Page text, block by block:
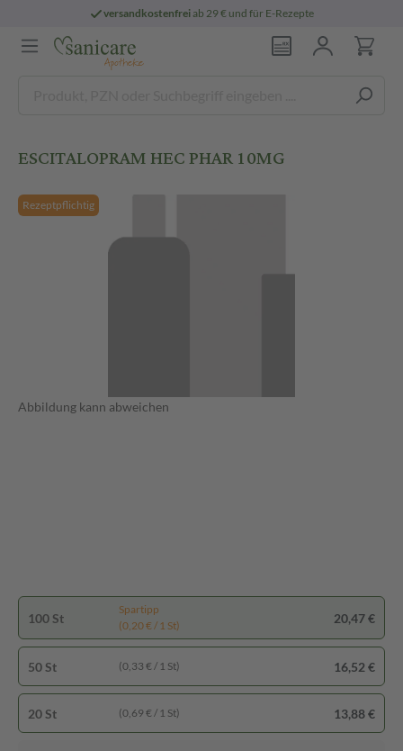
versandkostenfreiab 29 € und für E-Rezepte
ESCITALOPRAM HEC PHAR 10MG
Rezeptpflichtig
Abbildung kann abweichen
100 St
Spartipp
(0,20 € / 1 St)
20,47 €
50 St (0,33 € / 1 St) 16,52 €
20 St (0,69 € / 1 St) 13,88 €